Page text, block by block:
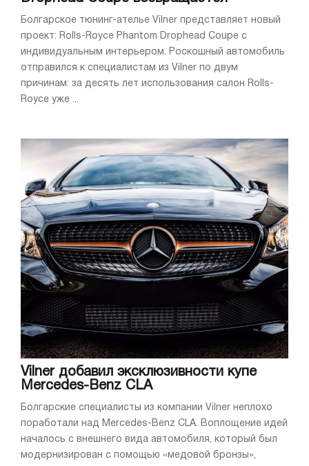
Болгарское тюнинг-ателье Vilner представляет новый
проект: Rolls-Royce Phantom Drophead Coupe с
индивидуальным интерьером. Роскошный автомобиль
отправился к специалистам из Vilner по двум
причинам: за десять лет использования салон Rolls-
Royce уже ...
Vilner добавил эксклюзивности купе
Mercedes-Benz CLA
Болгарские специалисты из компании Vilner неплохо
поработали над Mercedes-Benz CLA. Воплощение идей
началось с внешнего вида автомобиля, который был
модернизирован с помощью «медовой бронзы»,